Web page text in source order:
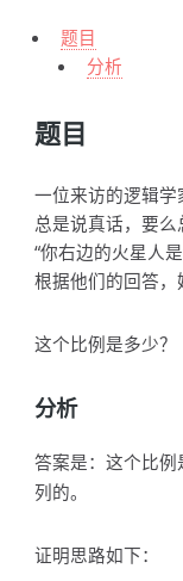
题目
分析
题目
一位来访的逻辑
总是说真话，要么
“你右边的火星人
根据他们的回答，
这个比例是多少？
分析
答案是：这个比例
列的。
证明思路如下：